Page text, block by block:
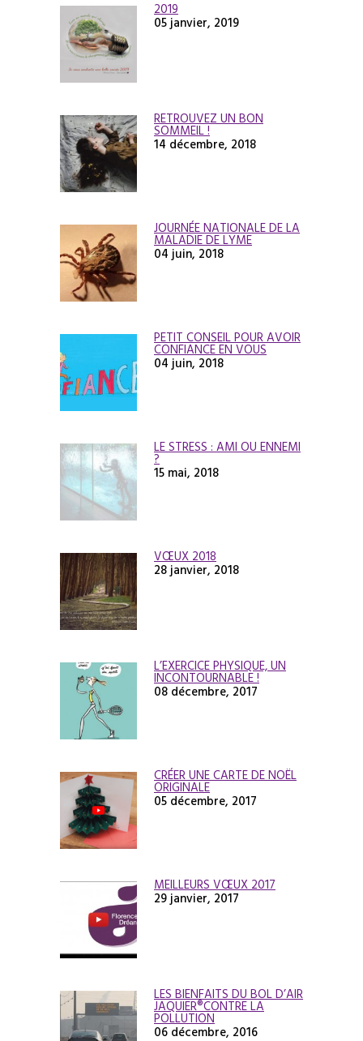
2019
05 janvier, 2019
RETROUVEZ UN BON
SOMMEIL !
14 décembre, 2018
JOURNÉE NATIONALE DE LA
MALADIE DE LYME
04 juin, 2018
PETIT CONSEIL POUR AVOIR
CONFIANCE EN VOUS
04 juin, 2018
LE STRESS : AMI OU ENNEMI
?
15 mai, 2018
VŒUX 2018
28 janvier, 2018
L’EXERCICE PHYSIQUE, UN
INCONTOURNABLE !
08 décembre, 2017
CRÉER UNE CARTE DE NOËL
ORIGINALE
05 décembre, 2017
MEILLEURS VŒUX 2017
29 janvier, 2017
LES BIENFAITS DU BOL D’AIR
JAQUIER®CONTRE LA
POLLUTION
06 décembre, 2016